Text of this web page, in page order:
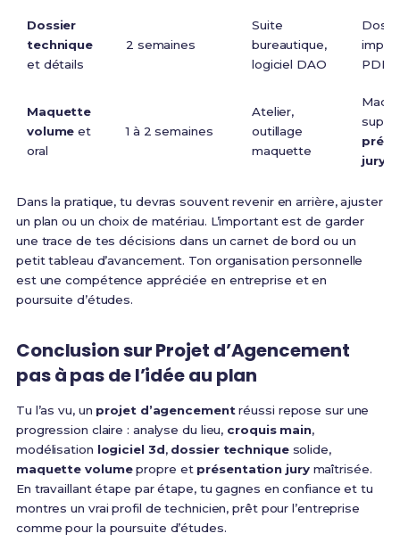
Dossier
technique
et détails
2 semaines
Suite
bureautique,
logiciel DAO
PDF
Maquette
volume et
oral
1 à 2 semaines
Atelier,
outillage
maquette
jury
Dans la pratique, tu devras souvent revenir en arrière, ajuster
un plan ou un choix de matériau. L’important est de garder
une trace de tes décisions dans un carnet de bord ou un
petit tableau d’avancement. Ton organisation personnelle
est une compétence appréciée en entreprise et en
poursuite d’études.
Conclusion sur Projet d’Agencement
pas à pas de l’idée au plan
Tu l’as vu, un projet d’agencementréussi repose sur une
progression claire : analyse du lieu, croquis main,
modélisation logiciel 3d, dossier techniquesolide,
maquette volumepropre et présentation jurymaîtrisée.
En travaillant étape par étape, tu gagnes en confiance et tu
montres un vrai profil de technicien, prêt pour l’entreprise
comme pour la poursuite d’études.